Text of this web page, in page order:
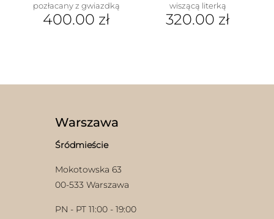
pozłacany z gwiazdką
400.00 zł
wiszącą literką
320.00 zł
Warszawa
Śródmieście
Mokotowska 63
00-533 Warszawa
PN - PT 11:00 - 19:00